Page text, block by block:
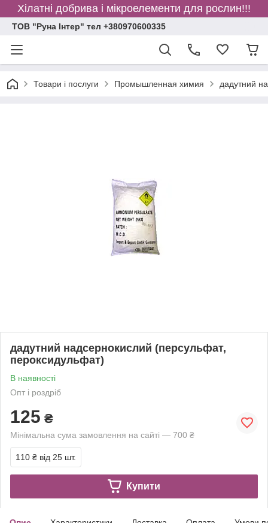
Хілатні добрива і мікроелементи для рослин!!!
ТОВ "Руна Інтер" тел +380970600335
Товари і послуги Промышленная химия дадутний
дадутний надсернокислий (персульфат,
пероксидульфат)
В наявності
Опт і роздріб
125 ₴
Мінімальна сума замовлення на сайті — 700 ₴
110 ₴ від 25 шт.
Купити